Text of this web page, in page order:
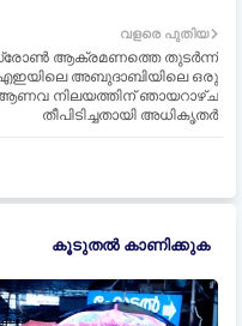
വളരെ പുതിയ
ആക്രമണത്തെ തുടർന്ന്
അബുദാബിയിലെ ഒരു
നിലയത്തിന് ഞായറാഴ്ച
തീപിടിച്ചതായി അധികൃതർ
കൂടുതൽ‍ കാണിക്കുക